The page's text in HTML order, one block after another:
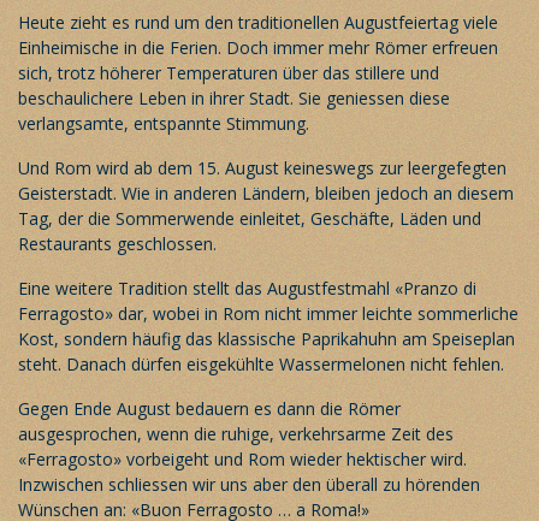
Heute zieht es rund um den traditionellen Augustfeiertag viele
Einheimische in die Ferien. Doch immer mehr Römer erfreuen
sich, trotz höherer Temperaturen über das stillere und
beschaulichere Leben in ihrer Stadt. Sie geniessen diese
verlangsamte, entspannte Stimmung.
Und Rom wird ab dem 15. August keineswegs zur leergefegten
Geisterstadt. Wie in anderen Ländern, bleiben jedoch an diesem
Tag, der die Sommerwende einleitet, Geschäfte, Läden und
Restaurants geschlossen.
Eine weitere Tradition stellt das Augustfestmahl «Pranzo di
Ferragosto» dar, wobei in Rom nicht immer leichte sommerliche
Kost, sondern häufig das klassische Paprikahuhn am Speiseplan
steht. Danach dürfen eisgekühlte Wassermelonen nicht fehlen.
Gegen Ende August bedauern es dann die Römer
ausgesprochen, wenn die ruhige, verkehrsarme Zeit des
«Ferragosto» vorbeigeht und Rom wieder hektischer wird.
Inzwischen schliessen wir uns aber den überall zu hörenden
Wünschen an: «Buon Ferragosto … a Roma!»